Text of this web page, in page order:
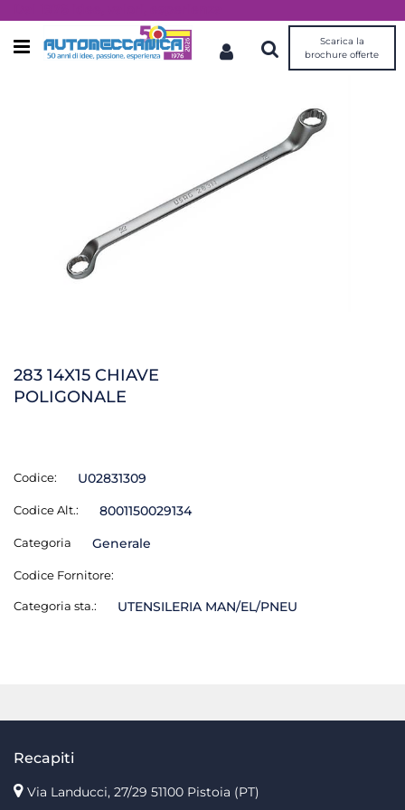
Open menu
Scarica la
brochure offerte
283 14X15 CHIAVE
POLIGONALE
Codice: U02831309
Codice Alt.: 8001150029134
Categoria Generale
Codice Fornitore:
Categoria sta.: UTENSILERIA MAN/EL/PNEU
Recapiti
Via Landucci, 27/29 51100 Pistoia (PT)